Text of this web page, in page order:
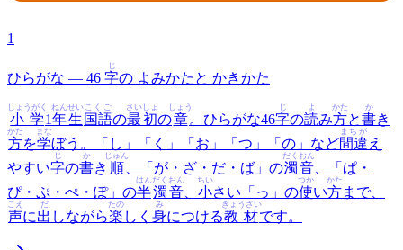
1
ひらがな — 46 字
じ
の よみかたと かきかた
小学
しょうがく
1年生
ねんせい
国語
こくご
の最初
さいしょ
の章
しょう
。ひらがな46字
じ
の読
よ
み方
かた
と書
か
き
方
かた
を学
まな
ぼう。「し」「く」「お」「つ」「の」など間違
まちが
え
やすい字
じ
の書
か
き 順
じゅん
、「が・ざ・だ・ば」の濁音
だくおん
、「ぱ・
ぴ・ぷ・ぺ・ぽ」の半
はん
濁音
だくおん
小
ちい
さい「っ」の使
つか
い方
かた
まで、
声
こえ
に出
だ
しながら楽
たの
しく 身
み
につける教材
きょうざい
です。